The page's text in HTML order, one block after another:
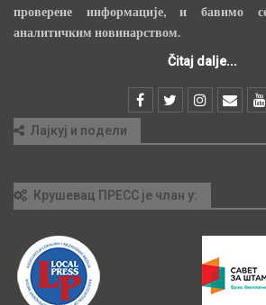
проверене информације, и бавимо
аналитичким новинарством.
Čitaj dalje...
Лајкуј и подели
Крушевац ПРЕСС је члан у: